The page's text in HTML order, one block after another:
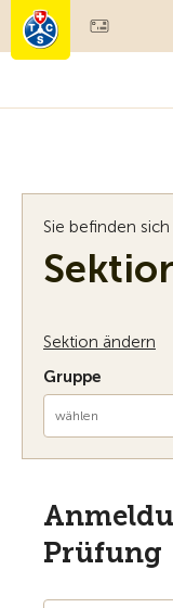
Sie befinden
Sektion ändern
Gruppe
wählen
Prüfung